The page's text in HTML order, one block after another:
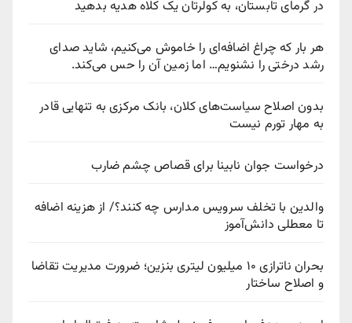
در گرمای تابستان، به کولرتان یک کلاه هدیه بدهید
هر بار که چراغ اضافه‌ای را خاموش می‌کنیم، شاید صدای
رشد درختی را نشنویم… اما زمین آن را حس می‌کند.
بدون اصلاح سیاست‌های کلان، بانک مرکزی به تنهایی قادر
به مهار تورم نیست
درخواست جوان نابینا برای قصاص چشم ضارب
والدین با تخلف سرویس مدارس چه کنند؟/ از هزینه اضافه
تا معطلی دانش‌آموز
بحران ناترازی ۱۰ میلیون لیتری بنزین؛ ضرورت مدیریت تقاضا
و اصلاح ساختار